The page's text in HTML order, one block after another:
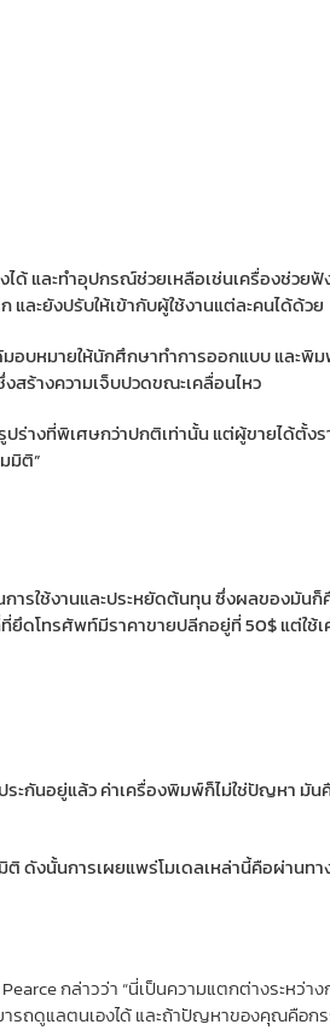
และทำอุปกรณ์ช่วยเหลือเช่นเครื่องช่วย
ละยังปรับให้เข้ากับผู้ใช้งานแต่ละคนได้ด้วย
มอบหมายให้นักศึกษาทำการออกแบบ และ
ร้างความเจ็บปวดขณะเคลื่อนไหว
างที่พิเศษกว่าปกติเท่านั้น แต่ผู้ขายได้ตั้ง
มิติ”
รใช้งานและประหยัดต้นทุน ซึ่งผลของมัน
ดโทรศัพท์มีราคาขายปลีกอยู่ที่ 50$ แต่ใช้
กันอยู่แล้ว ค่าเครื่องพิมพ์ก็ไม่ใช่ปัญหา มัน
ดังนั้นการเผยแพร่โมเดลเหล่านี้คือผ่าน
กล่าวว่า “นี่เป็นความแตกต่างระห
รถดูแลตนเองได้ และถ้าปัญหาของคุณคือก